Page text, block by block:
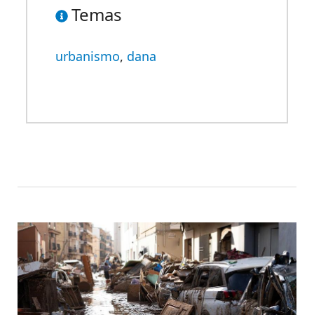
Temas
urbanismo, dana